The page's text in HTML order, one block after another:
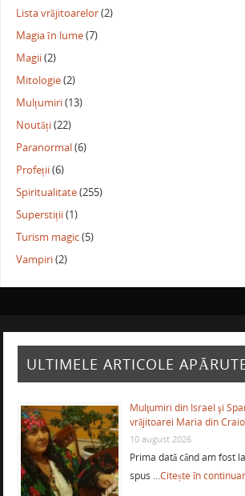
Lista vrăjitoarelor(2)
Magia în lume(7)
Magii(2)
Mitologie(2)
Mulțumiri(13)
Noutăți(22)
Paranormal(6)
Profeții(6)
Spiritualitate(255)
Superstiții(1)
Turism magic(5)
Vampiri(2)
ULTIMELE ARTICOLE
Mulţumiri din Israel şi
vrăjitoarei Maria din
10 august 2026
Prima dată când am fost
spus …Citește în